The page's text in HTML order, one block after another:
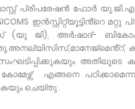
പ്രിപരേഷൻ ഫോർ
(യു ജി), അർഷാദ്-
അതിലൂടെ
എങ്ങനെ
ചെയ്തു .